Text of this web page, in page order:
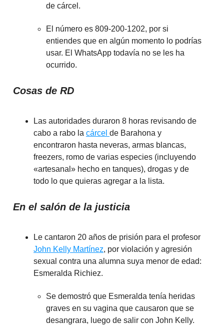
de cárcel.
El número es 809-200-1202, por si
entiendes que en algún momento lo podrías
usar. El WhatsApp todavía no se les ha
ocurrido.
Cosas de RD
Las autoridades duraron 8 horas revisando de
cabo a rabo la cárcel de Barahona y
encontraron hasta neveras, armas blancas,
freezers, romo de varias especies (incluyendo
«artesanal» hecho en tanques), drogas y de
todo lo que quieras agregar a la lista.
En el salón de la justicia
Le cantaron 20 años de prisión para el profesor
John Kelly Martínez, por violación y agresión
sexual contra una alumna suya menor de edad:
Esmeralda Richiez.
Se demostró que Esmeralda tenía heridas
graves en su vagina que causaron que se
desangrara, luego de salir con John Kelly.